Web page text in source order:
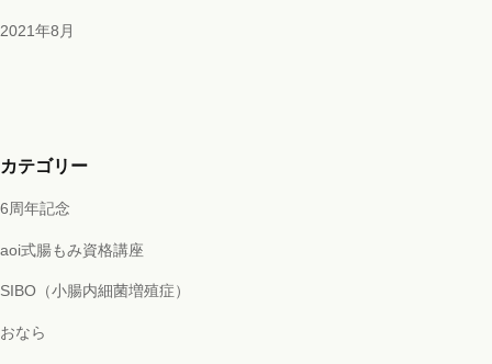
2021年8月
カテゴリー
6周年記念
aoi式腸もみ資格講座
SIBO（小腸内細菌増殖症）
おなら